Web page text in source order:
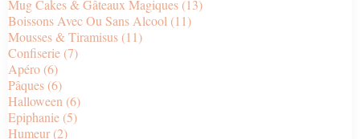
Mug Cakes & Gâteaux Magiques (13)
Boissons Avec Ou Sans Alcool (11)
Mousses & Tiramisus (11)
Confiserie (7)
Apéro (6)
Pâques (6)
Halloween (6)
Epiphanie (5)
Humeur (2)